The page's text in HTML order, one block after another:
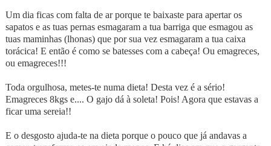
Um dia ficas com falta de ar porque te baixaste para apertar os
sapatos e as tuas pernas esmagaram a tua barriga que esmagou as
tuas maminhas (lhonas) que por sua vez esmagaram a tua caixa
torácica! E então é como se batesses com a cabeça! Ou emagreces,
ou emagreces!!!
Toda orgulhosa, metes-te numa dieta! Desta vez é a sério!
Emagreces 8kgs e.... O gajo dá à soleta! Pois! Agora que estavas a
ficar uma sereia!!
E o desgosto ajuda-te na dieta porque o pouco que já andavas a